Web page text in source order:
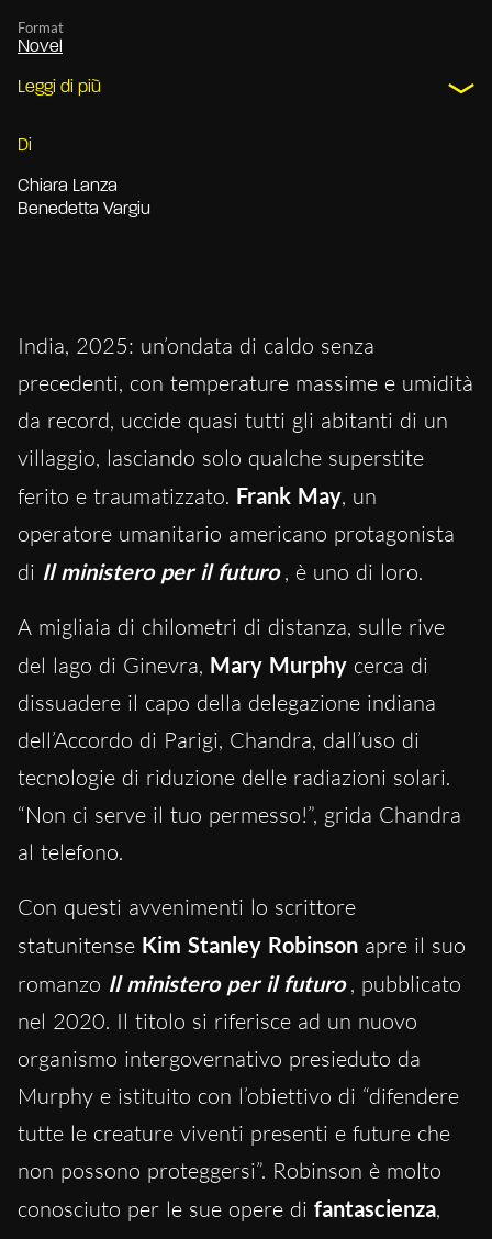
Format
Novel
Leggi di più
Di
Chiara Lanza
Benedetta Vargiu
India, 2025: un’ondata di caldo senza
precedenti, con temperature massime e umidità
da record, uccide quasi tutti gli abitanti di un
villaggio, lasciando solo qualche superstite
ferito e traumatizzato. Frank May, un
operatore umanitario americano protagonista
di Il ministero per il futuro , è uno di loro.
A migliaia di chilometri di distanza, sulle rive
del lago di Ginevra, Mary Murphy cerca di
dissuadere il capo della delegazione indiana
dell’Accordo di Parigi, Chandra, dall’uso di
tecnologie di riduzione delle radiazioni solari.
“Non ci serve il tuo permesso!”, grida Chandra
al telefono.
Con questi avvenimenti lo scrittore
statunitense Kim Stanley Robinson apre il suo
romanzo Il ministero per il futuro , pubblicato
nel 2020. Il titolo si riferisce ad un nuovo
organismo intergovernativo presieduto da
Murphy e istituito con l’obiettivo di “difendere
tutte le creature viventi presenti e future che
non possono proteggersi”. Robinson è molto
conosciuto per le sue opere di fantascienza,